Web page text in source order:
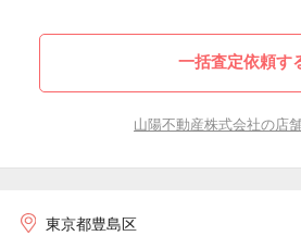
一括査定依頼す
山陽不動産株式会社の店
東京都豊島区